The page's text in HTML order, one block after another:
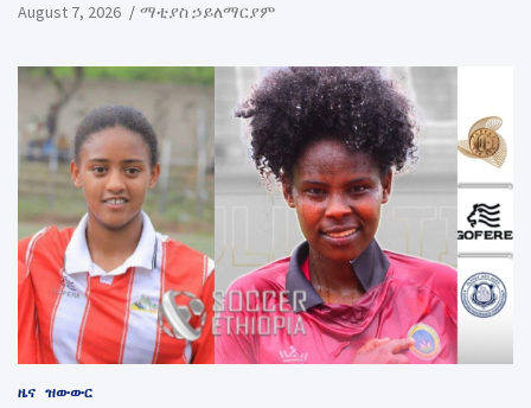
August 7, 2026 ማቲያስ ኃይለማርያም
ዜና ዝውውር